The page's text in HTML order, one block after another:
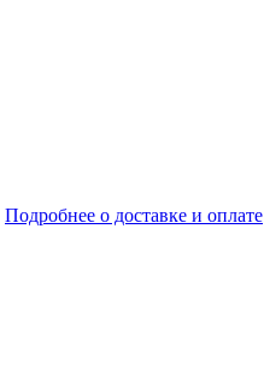
Подробнее о доставке и оплате